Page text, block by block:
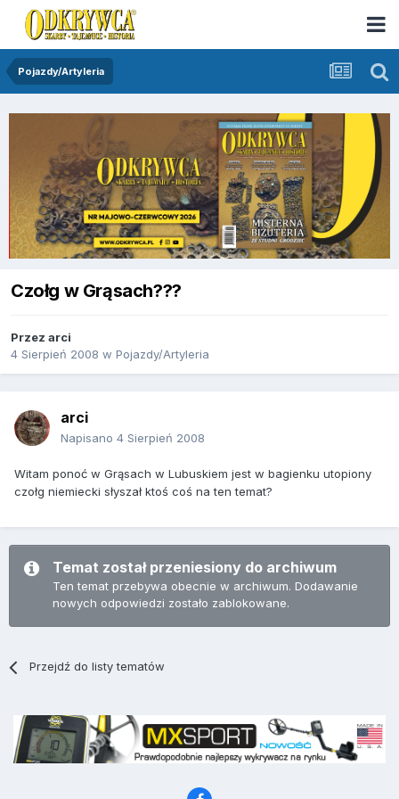
Pojazdy/Artyleria
Czołg w Grąsach???
Przez arci
4 Sierpień 2008 w Pojazdy/Artyleria
arci
Napisano 4 Sierpień 2008
Witam ponoć w Grąsach w Lubuskiem jest w bagienku utopiony
czołg niemiecki słyszał ktoś coś na ten temat?
Temat został przeniesiony do archiwum
Ten temat przebywa obecnie w archiwum. Dodawanie
nowych odpowiedzi zostało zablokowane.
Przejdź do listy tematów